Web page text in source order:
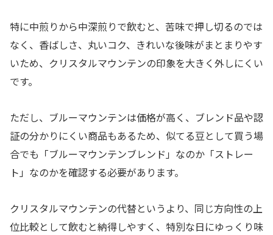
特に中煎りから中深煎りで飲むと、苦味で押し切るのでは
なく、香ばしさ、丸いコク、きれいな後味がまとまりやす
いため、クリスタルマウンテンの印象を大きく外しにくい
です。
ただし、ブルーマウンテンは価格が高く、ブレンド品や認
証の分かりにくい商品もあるため、似てる豆として買う場
合でも「ブルーマウンテンブレンド」なのか「ストレー
ト」なのかを確認する必要があります。
クリスタルマウンテンの代替というより、同じ方向性の上
位比較として飲むと納得しやすく、特別な日にゆっくり味